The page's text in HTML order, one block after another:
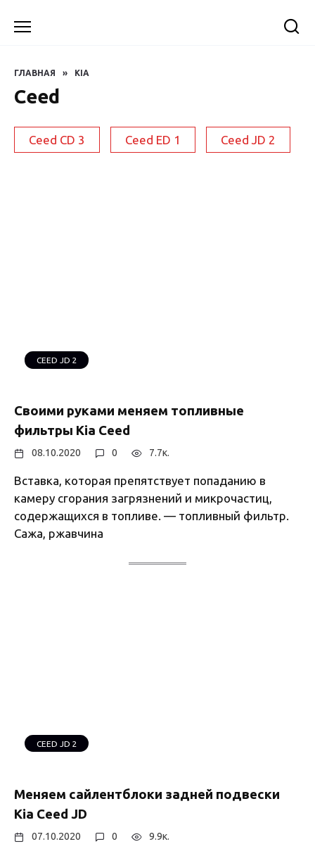
ГЛАВНАЯ » KIA
Ceed
Ceed CD 3 Ceed ED 1 Ceed JD 2
CEED JD 2
Своими руками меняем топливные
фильтры Kia Ceed
08.10.2020 0 7.7к.
Вставка, которая препятствует попаданию в
камеру сгорания загрязнений и микрочастиц,
содержащихся в топливе. — топливный фильтр.
Сажа, ржавчина
CEED JD 2
Меняем сайлентблоки задней подвески
Kia Ceed JD
07.10.2020 0 9.9к.